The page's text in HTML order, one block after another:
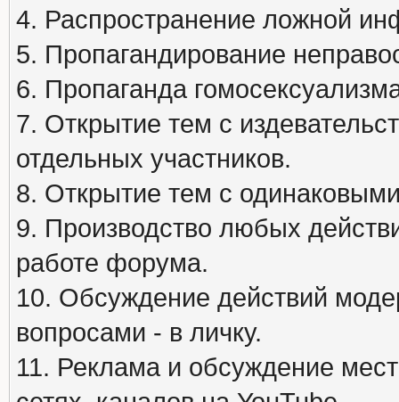
4. Распространение ложной
5. Пропагандирование
6. Пропаганда
7. Открытие тем с
отдельных участников.
8. Открытие тем с
9. Производство любых
работе форума.
10. Обсуждение действий
вопросами - в личку.
11. Реклама и обсуждение